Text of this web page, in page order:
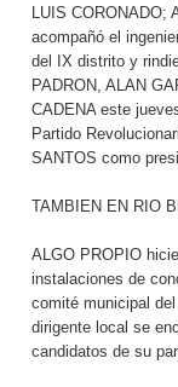
LUIS CORONADO;
acompañó el
del IX distrito y
PADRON, ALAN
CADENA este
Partido
SANTOS como
TAMBIEN EN RIO
ALGO PROPIO
instalaciones de
comité municipal
dirigente local se
candidatos de su